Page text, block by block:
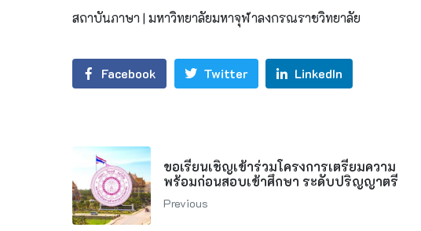
สถาบันภาษา | มหาวิทยาลัยมหาจุฬาลงกรณราชวิทยาลัย
Facebook Twitter LinkedIn
ขอเรียนเชิญเข้าร่วมโครงการเตรียมความ
พร้อมก่อนสอบเข้าศึกษา ระดับปริญญาตรี
Previous